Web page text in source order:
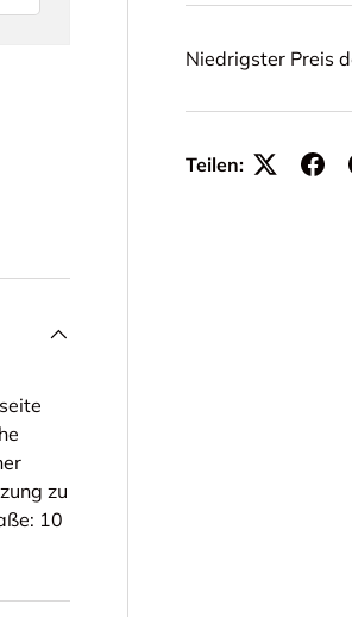
Niedrigster Preis
Teilen:
zu
10